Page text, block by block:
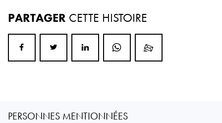
PARTAGER CETTE HISTOIRE
PERSONNES MENTIONNÉES